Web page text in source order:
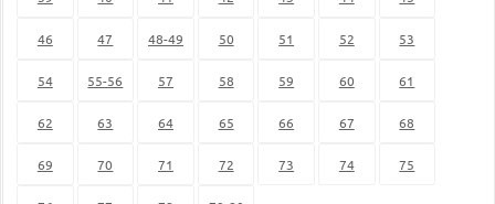
46 47 48-49 50 51 52 53
54 55-56 57 58 59 60 61
62 63 64 65 66 67 68
69 70 71 72 73 74 75